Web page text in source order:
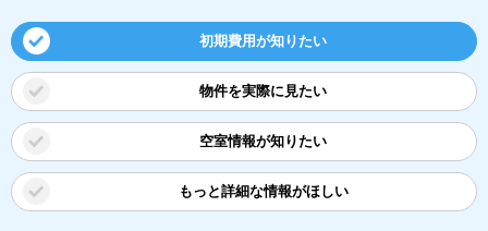
初期費用が知りたい
物件を実際に見たい
空室情報が知りたい
もっと詳細な情報がほしい